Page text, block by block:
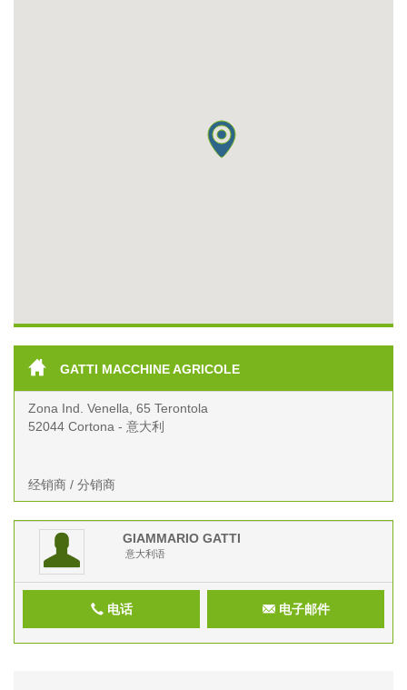
GATTI MACCHINE AGRICOLE
Zona Ind. Venella, 65 Terontola
52044 Cortona - 意大利
经销商 / 分销商
GIAMMARIO GATTI
意大利语
电话 电子邮件